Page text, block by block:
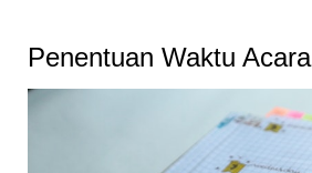
Penentuan Waktu Acara